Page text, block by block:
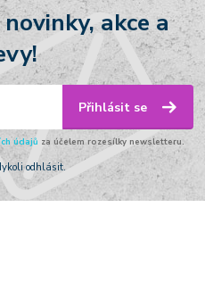
akce a
Přihlásit se
údajů za účelem rozesílky newsletteru.
odhlásit.